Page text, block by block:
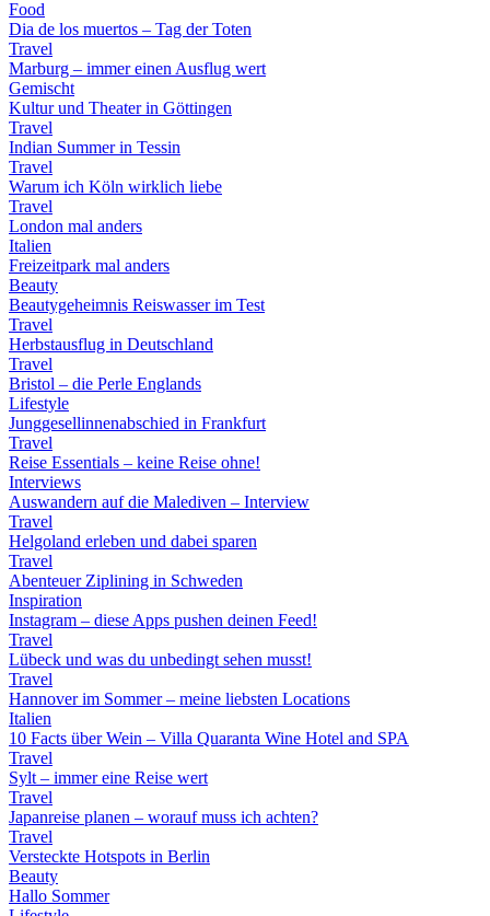
Food
Dia de los muertos – Tag der Toten
Travel
Marburg – immer einen Ausflug wert
Gemischt
Kultur und Theater in Göttingen
Travel
Indian Summer in Tessin
Travel
Warum ich Köln wirklich liebe
Travel
London mal anders
Italien
Freizeitpark mal anders
Beauty
Beautygeheimnis Reiswasser im Test
Travel
Herbstausflug in Deutschland
Travel
Bristol – die Perle Englands
Lifestyle
Junggesellinnenabschied in Frankfurt
Travel
Reise Essentials – keine Reise ohne!
Interviews
Auswandern auf die Malediven – Interview
Travel
Helgoland erleben und dabei sparen
Travel
Abenteuer Ziplining in Schweden
Inspiration
Instagram – diese Apps pushen deinen Feed!
Travel
Lübeck und was du unbedingt sehen musst!
Travel
Hannover im Sommer – meine liebsten Locations
Italien
10 Facts über Wein – Villa Quaranta Wine Hotel and SPA
Travel
Sylt – immer eine Reise wert
Travel
Japanreise planen – worauf muss ich achten?
Travel
Versteckte Hotspots in Berlin
Beauty
Hallo Sommer